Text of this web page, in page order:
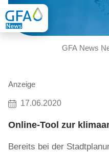
GFA News
Anzeige
17.06.2020
Online-Tool zur
Bereits bei der